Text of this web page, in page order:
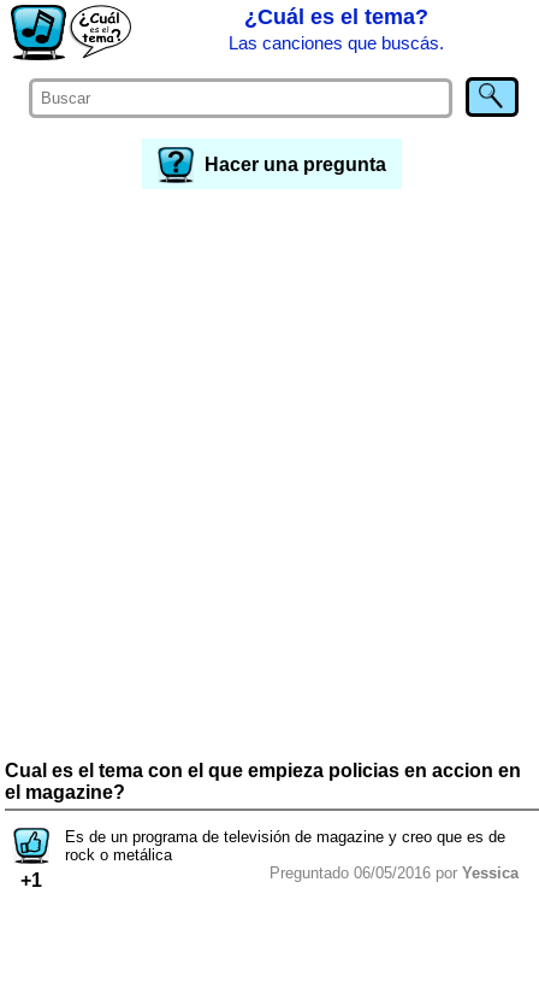
¿Cuál es el tema?
Las canciones que buscás.
Hacer una pregunta
Cual es el tema con el que empieza policias en accion en
el magazine?
+1
Es de un programa de televisión de magazine y creo que es de
rock o metálica
Preguntado 06/05/2016 por Yessica